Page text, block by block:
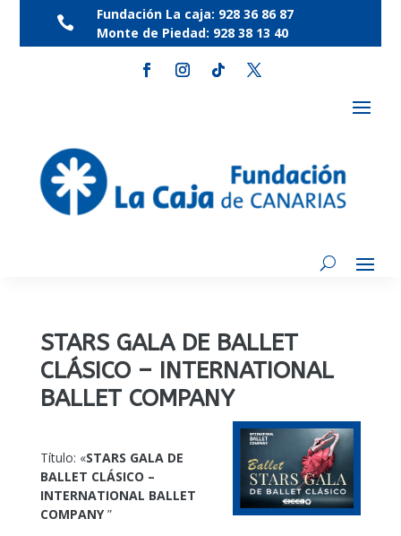
 Fundación La caja: 928 36 86 87
Monte de Piedad: 928 38 13 40
STARS GALA DE BALLET
CLÁSICO – INTERNATIONAL
BALLET COMPANY
Título: «STARS GALA DE
BALLET CLÁSICO –
INTERNATIONAL BALLET
COMPANY”